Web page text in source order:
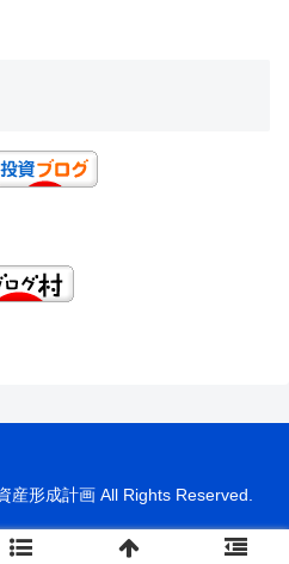
産形成計画 All Rights Reserved.